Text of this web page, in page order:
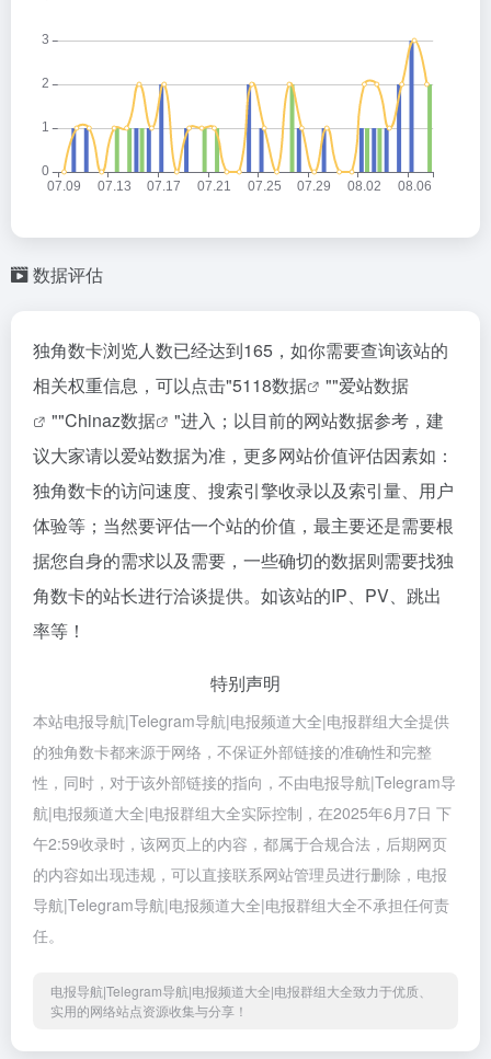
数据评估
独角数卡浏览人数已经达到165，如你需要查询该站的
相关权重信息，可以点击"5118数据 ""爱站数据
""Chinaz数据
"进入；以目前的网站数据参考，建
议大家请以爱站数据为准，更多网站价值评估因素如：
独角数卡的访问速度、搜索引擎收录以及索引量、用户
体验等；当然要评估一个站的价值，最主要还是需要根
据您自身的需求以及需要，一些确切的数据则需要找独
角数卡的站长进行洽谈提供。如该站的IP、PV、跳出
率等！
特别声明
本站电报导航|Telegram导航|电报频道大全|电报群组大全提供
的独角数卡都来源于网络，不保证外部链接的准确性和完整
性，同时，对于该外部链接的指向，不由电报导航|Telegram导
航|电报频道大全|电报群组大全实际控制，在2025年6月7日 下
午2:59收录时，该网页上的内容，都属于合规合法，后期网页
的内容如出现违规，可以直接联系网站管理员进行删除，电报
导航|Telegram导航|电报频道大全|电报群组大全不承担任何责
任。
电报导航|Telegram导航|电报频道大全|电报群组大全致力于优质、
实用的网络站点资源收集与分享！